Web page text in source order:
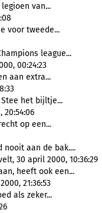
van...
voor tweede...
league...
00:24:23
aan extra...
het bijltje...
op een...
aan de bak....
30 april 2000, 10:36:29
heeft ook een...
21:36:53
als zeker...